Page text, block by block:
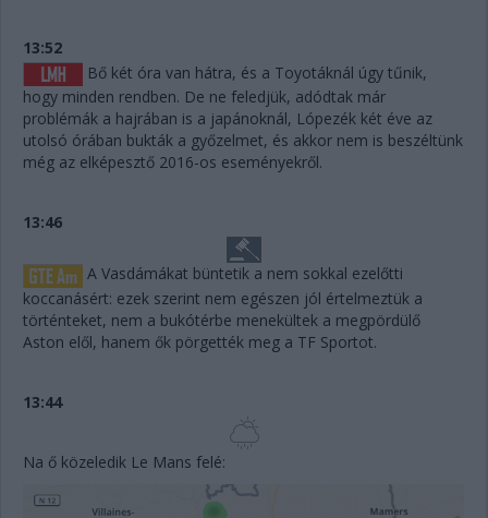
13:52
Bő két óra van hátra, és a Toyotáknál úgy tűnik,
hogy minden rendben. De ne feledjük, adódtak már
problémák a hajrában is a japánoknál, Lópezék két éve az
utolsó órában bukták a győzelmet, és akkor nem is beszéltünk
még az elképesztő 2016-os eseményekről.
13:46
A Vasdámákat büntetik a nem sokkal ezelőtti
koccanásért: ezek szerint nem egészen jól értelmeztük a
történteket, nem a bukótérbe menekültek a megpördülő
Aston elől, hanem ők pörgették meg a TF Sportot.
13:44
Na ő közeledik Le Mans felé: